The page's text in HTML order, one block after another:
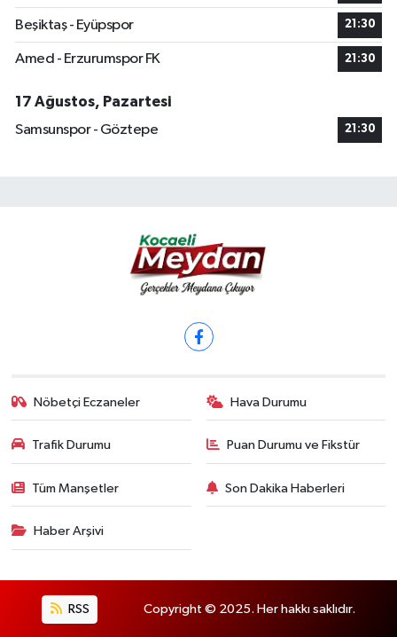
Beşiktaş - Eyüpspor 21:30
Amed - Erzurumspor FK 21:30
17 Ağustos, Pazartesi
Samsunspor - Göztepe
21:30
Nöbetçi Eczaneler Hava Durumu
Trafik Durumu Puan Durumu ve Fikstür
Tüm Manşetler Son Dakika Haberleri
Haber Arşivi
RSS Copyright © 2025. Her hakkı saklıdır.